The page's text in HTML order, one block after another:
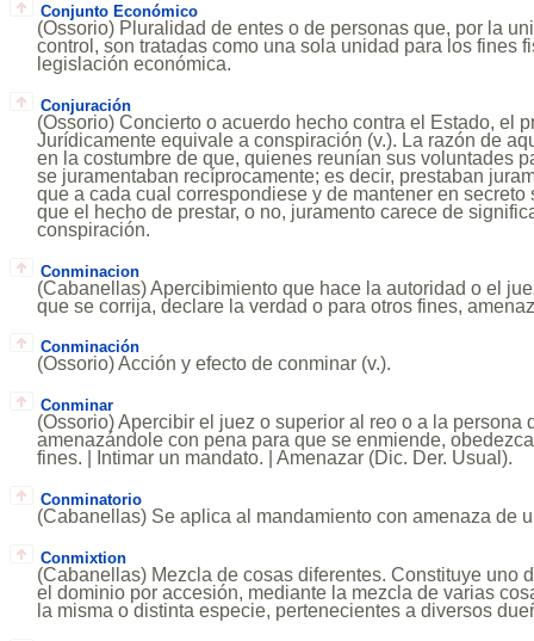
Conjunto Económico
(Ossorio) Pluralidad de entes o de personas que, por la
control, son tratadas como una sola unidad para los fines
legislación económica.
Conjuración
(Ossorio) Concierto o acuerdo hecho contra el Estado, el
Jurídicamente equivale a conspiración (v.). La razón de
en la costumbre de que, quienes reunían sus voluntades
se juramentaban recíprocamente; es decir, prestaban
que a cada cual correspondiese y de mantener en secreto
que el hecho de prestar, o no, juramento carece de
conspiración.
Conminacion
(Cabanellas) Apercibimiento que hace la autoridad o el
que se corrija, declare la verdad o para otros fines,
Conminación
(Ossorio) Acción y efecto de conminar (v.).
Conminar
(Ossorio) Apercibir el juez o superior al reo o a la persona
amenazándole con pena para que se enmiende,
fines. | Intimar un mandato. | Amenazar (Dic. Der. Usual).
Conminatorio
(Cabanellas) Se aplica al mandamiento con amenaza de
Conmixtion
(Cabanellas) Mezcla de cosas diferentes. Constituye uno
el dominio por accesión, mediante la mezcla de varias
la misma o distinta especie, pertenecientes a diversos